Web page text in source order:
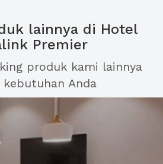
lainnya di Hotel
Premier
produk kami lainnya
kebutuhan Anda